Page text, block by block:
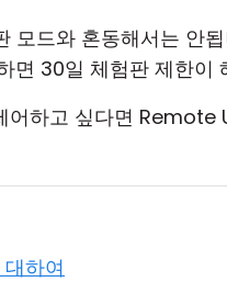
모드와 혼동해서는 안
면 30일 체험판 제한
어하고 싶다면
하여